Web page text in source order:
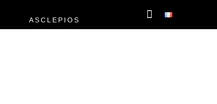
ASCLEPIOS